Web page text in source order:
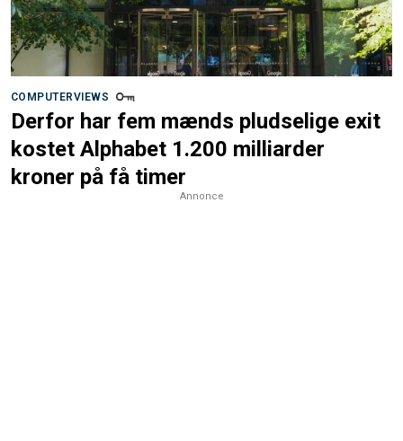
COMPUTERVIEWS
Derfor har fem mænds pludselige exit
kostet Alphabet 1.200 milliarder
kroner på få timer
Annonce